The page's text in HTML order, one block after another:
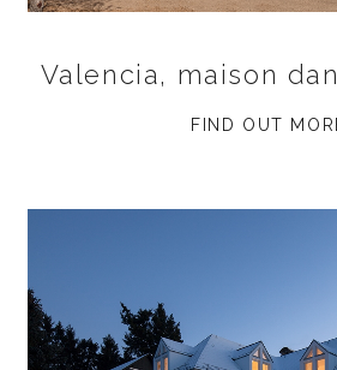
Valencia, maison
FIND OUT